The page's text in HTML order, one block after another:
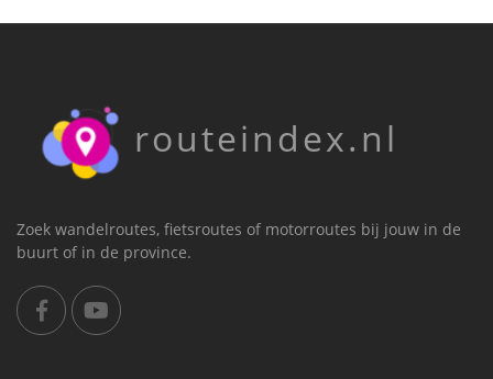
routeindex.nl
Zoek wandelroutes, fietsroutes of motorroutes bij jouw in de
buurt of in de province.